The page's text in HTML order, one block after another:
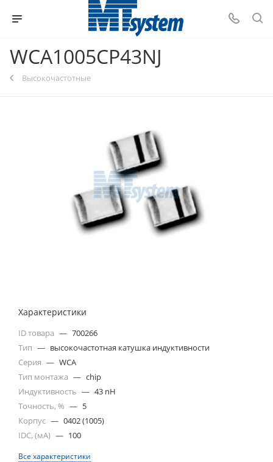
WCA1005CP43NJ
Высокочастотные
Характеристики
ID товара — 700266
Тип — высокочастотная катушка индуктивности
Серия — WCA
Тип монтажа — chip
Индуктивность — 43 nH
Точность, % — 5
Корпус — 0402 (1005)
IDC, (мА) — 100
Все характеристики